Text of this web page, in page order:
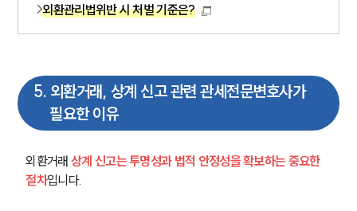
외환관리법위반 시 처벌 기준은?
5. 외환거래, 상계 신고 관련 관세전문변호사가
필요한 이유
외환거래 상계 신고는 투명성과 법적 안정성을 확보하는 중요한
절차입니다.